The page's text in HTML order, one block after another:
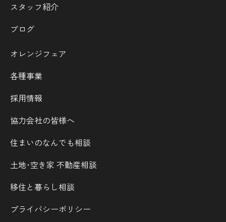
スタッフ紹介
ブログ
オレンジフェア
各種事業
採用情報
協力会社の皆様へ
住まいのなんでも相談
土地･空き家 不動産相談
移住と暮らし相談
プライバシーポリシー